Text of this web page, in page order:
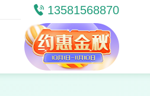
13581568870